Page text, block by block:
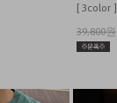
[ 3color ]
39,800원